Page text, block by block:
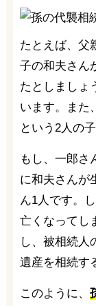
たとえば、父
子の和夫さん
たとしましょ
います。また
という2人の
もし、一郎さ
に和夫さんが
ん1人です。
亡くなってし
し、被相続人
遺産を相続す
このように、